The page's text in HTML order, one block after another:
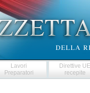
Lavori
Preparatori
Direttive
recepite